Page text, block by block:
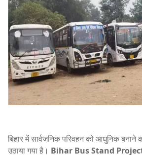
बिहार में सार्वजनिक परिवहन को आधुनिक बनाने
उठाया गया है। Bihar Bus Stand